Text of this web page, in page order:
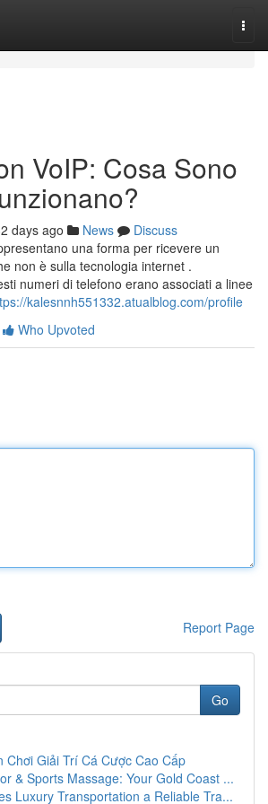
VoIP: Cosa Sono
days ago News
Discuss
una forma per ricevere un
non è sulla tecnologia internet .
numeri di telefono erano associati a linee
kalesnnh551332.atualblog.com/profile
Who Upvoted
Report Page
Go
Chơi Giải Trí Cá Cược Cao Cấp
& Sports Massage: Your Gold Coast ...
Luxury Transportation a Reliable Tra...